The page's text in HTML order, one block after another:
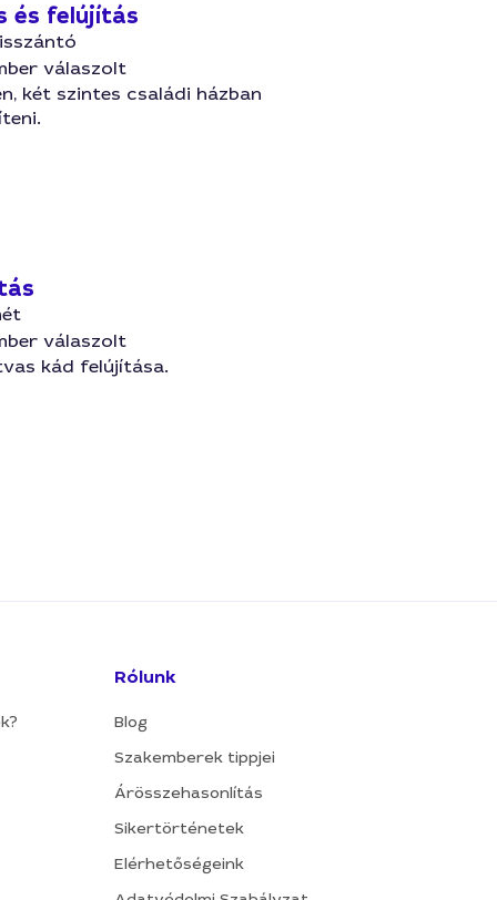
és felújítás
válaszolt
két szintes családi házban
válaszolt
kád felújítása.
Rólunk
Blog
Szakemberek tippjei
Árösszehasonlítás
Sikertörténetek
Elérhetőségeink